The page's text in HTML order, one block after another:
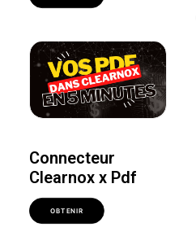
Connecteur
Clearnox x Pdf
OBTENIR